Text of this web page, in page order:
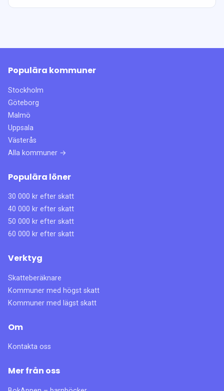
Populära kommuner
Stockholm
Göteborg
Malmö
Uppsala
Västerås
Alla kommuner →
Populära löner
30 000 kr efter skatt
40 000 kr efter skatt
50 000 kr efter skatt
60 000 kr efter skatt
Verktyg
Skatteberäknare
Kommuner med högst skatt
Kommuner med lägst skatt
Om
Kontakta oss
Mer från oss